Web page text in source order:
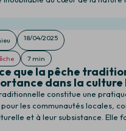
18/04/2025
7 min
que la pêche
dans la culture
constitue une
les communautés locales,
et à leur subsistance. Elle